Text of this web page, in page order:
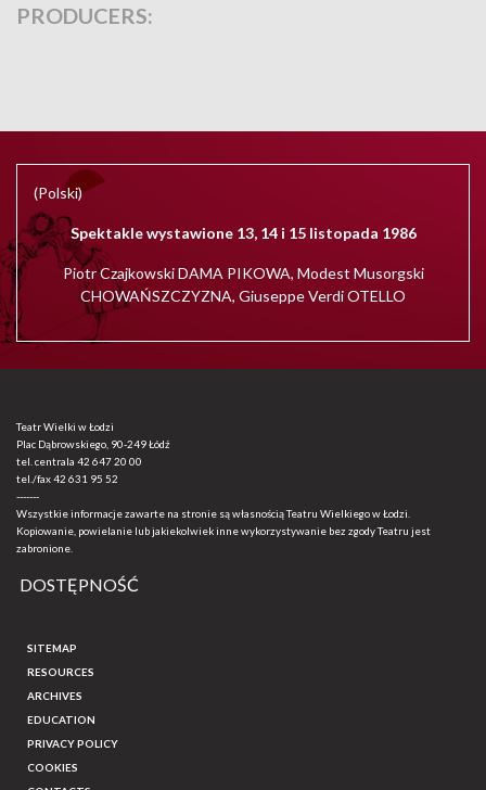
PRODUCERS:
(Polski)
Spektakle wystawione 13, 14 i 15 listopada 1986
Piotr Czajkowski DAMA PIKOWA, Modest Musorgski
CHOWAŃSZCZYZNA, Giuseppe Verdi OTELLO
Teatr Wielki w Łodzi
Plac Dąbrowskiego, 90-249 Łódź
tel. centrala 42 647 20 00
tel./fax42 631 95 52
-------
Wszystkie informacje zawarte na stronie są własnością Teatru Wielkiego w Łodzi.
Kopiowanie, powielanie lub jakiekolwiek inne wykorzystywanie bez zgody Teatru jest
zabronione.
DOSTĘPNOŚĆ
SITEMAP
RESOURCES
ARCHIVES
EDUCATION
PRIVACY POLICY
COOKIES